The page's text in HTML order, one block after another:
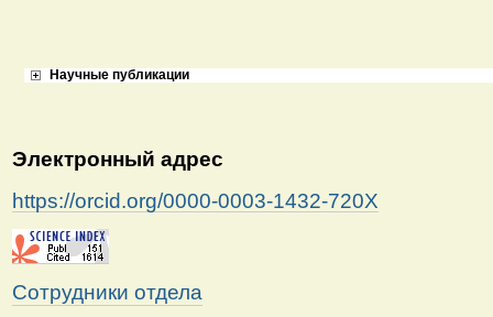
Научные публикации
Электронный адрес
https://orcid.org/0000-0003-1432-720X
Сотрудники отдела